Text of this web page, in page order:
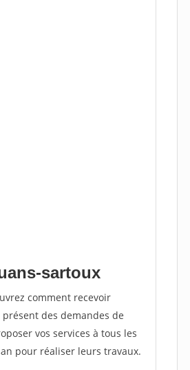
sartoux
comment recevoir
des demandes de
vos services à tous les
pour réaliser leurs travaux.